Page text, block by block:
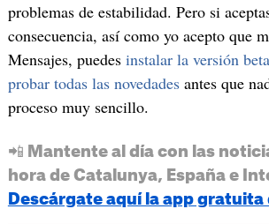
problemas de estabilidad. Pero si
consecuencia, así como yo acepto que
Mensajes, puedes instalar la versión
probar todas las novedadesantes que
proceso muy sencillo.
📲 Mantente al día con las
hora de Catalunya, España e
Descárgate aquí la app gratuita